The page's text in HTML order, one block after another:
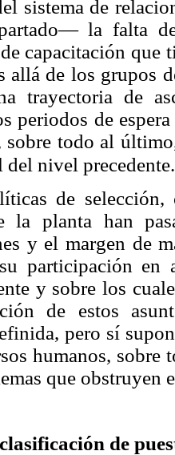
sistema de
la falta
capacitación que
allá de los grupos
trayectoria de
periodos de
sobre todo al
del nivel precedente.
de selección,
la planta han
y el margen de
participación en
y sobre los
de estos
pero sí
humanos,
que obstruyen
de